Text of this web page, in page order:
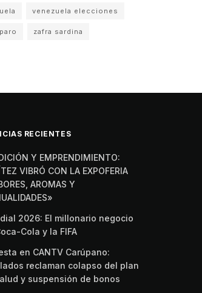
venezuela elecciones
zafra sardina
RECIENTES
Y EMPRENDIMIENTO:
VIBRÓ CON LA EXPOFERIA
AROMAS Y
2026: El millonario negocio
Cola y la FIFA
en CANTV Carúpano:
reclaman colapso del plan
y suspensión de bonos